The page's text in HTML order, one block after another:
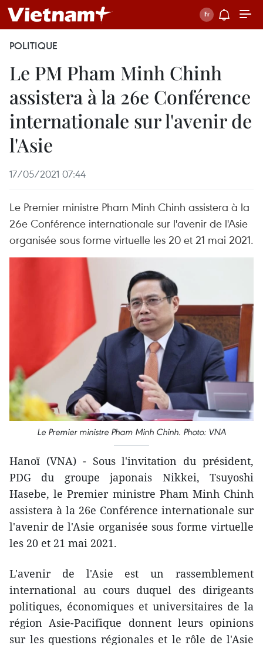
POLITIQUE
Le PM Pham Minh Chinh
assistera à la 26e Conférence
internationale sur l'avenir de
l'Asie
17/05/2021 07:44
Le Premier ministre Pham Minh Chinh assistera à la
26e Conférence internationale sur l'avenir de l'Asie
organisée sous forme virtuelle les 20 et 21 mai 2021.
Le Premier ministre Pham Minh Chinh. Photo: VNA
Hanoï (VNA) - Sous l'invitation du président,
PDG du groupe japonais Nikkei, Tsuyoshi
Hasebe, le Premier ministre Pham Minh Chinh
assistera à la 26e Conférence internationale sur
l'avenir de l'Asie organisée sous forme virtuelle
les 20 et 21 mai 2021.
L'avenir de l'Asie est un rassemblement
international au cours duquel des dirigeants
politiques, économiques et universitaires de la
région Asie-Pacifique donnent leurs opinions
sur les questions régionales et le rôle de l'Asie